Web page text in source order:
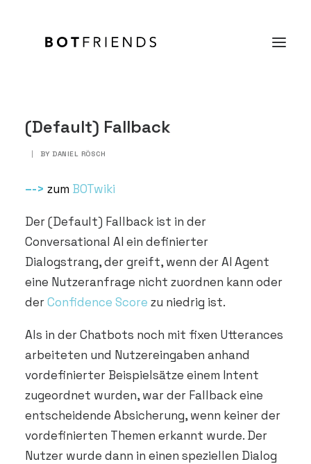
Produkt
Lösungen
Über uns
KOSTENFREI TESTEN
(Default) Fallback
| BY DANIEL RÖSCH
–-> zum BOTwiki
Der (Default) Fallback ist in der
Conversational AI ein definierter
Dialogstrang, der greift, wenn der AI Agent
eine Nutzeranfrage nicht zuordnen kann oder
derConfidence Score zu niedrig ist.
Als in der Chatbots noch mit fixen Utterances
arbeiteten und Nutzereingaben anhand
vordefinierter Beispielsätze einem Intent
zugeordnet wurden, war der Fallback eine
entscheidende Absicherung, wenn keiner der
vordefinierten Themen erkannt wurde. Der
Nutzer wurde dann in einen speziellen Dialog